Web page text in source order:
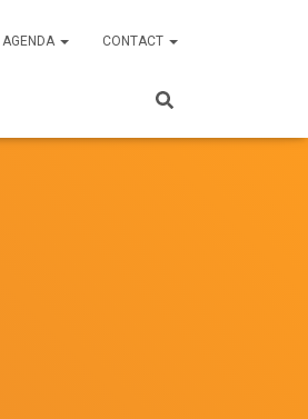
AGENDA CONTACT